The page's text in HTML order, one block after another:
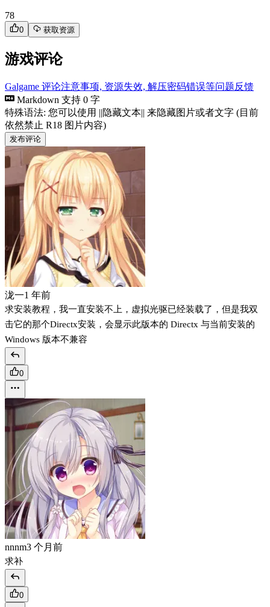
78
0 获取资源
游戏评论
Galgame 评论注意事项, 资源失效, 解压密码错误等问题反馈
Markdown 支持 0 字
特殊语法: 您可以使用 ||隐藏文本|| 来隐藏图片或者文字 (目前
依然禁止 R18 图片内容)
发布评论
泷一1 年前
求安装教程，我一直安装不上，虚拟光驱已经装载了，但是我双
击它的那个Directx安装，会显示此版本的 Directx 与当前安装的
Windows 版本不兼容
0
nnnm3 个月前
求补
0